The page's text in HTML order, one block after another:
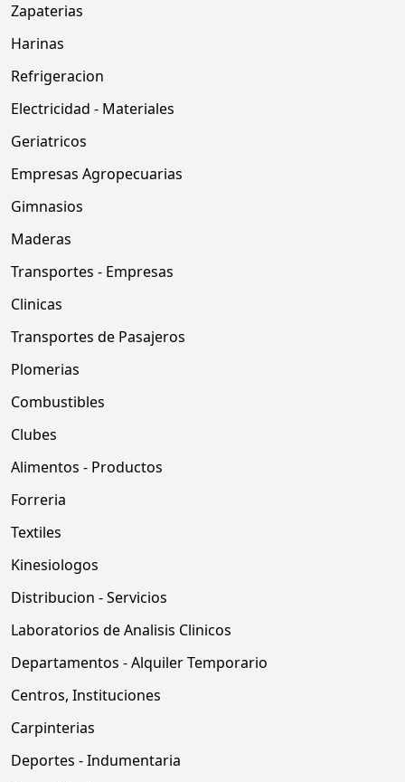
Zapaterias
Harinas
Refrigeracion
Electricidad - Materiales
Geriatricos
Empresas Agropecuarias
Gimnasios
Maderas
Transportes - Empresas
Clinicas
Transportes de Pasajeros
Plomerias
Combustibles
Clubes
Alimentos - Productos
Forreria
Textiles
Kinesiologos
Distribucion - Servicios
Laboratorios de Analisis Clinicos
Departamentos - Alquiler Temporario
Centros, Instituciones
Carpinterias
Deportes - Indumentaria